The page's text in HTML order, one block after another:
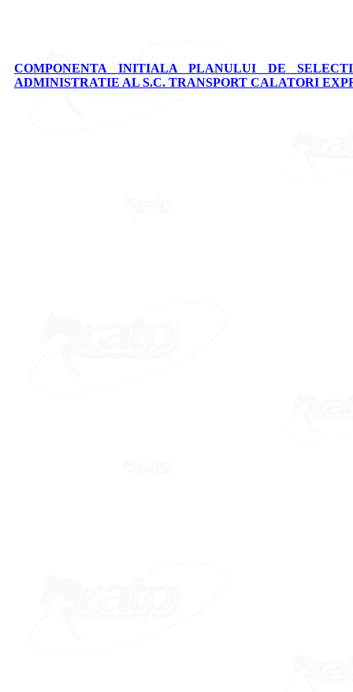
COMPONENTA INITIALA PLANULUI DE
ADMINISTRATIE AL S.C. TRANSPORT CALATORI